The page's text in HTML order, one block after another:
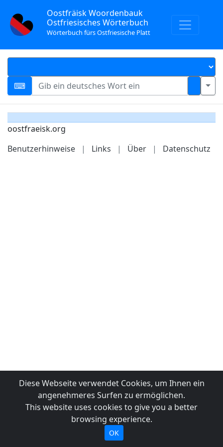
Oostfräisk Woordenbauk
Ostfriesisches Wörterbuch
Wörterbuch fürs Ostfriesische Platt
oostfraeisk.org
Benutzerhinweise
| Links | Über | Datenschutz
Diese Webseite verwendet Cookies, um Ihnen ein
angenehmeres Surfen zu ermöglichen.
This website uses cookies to give you a better
browsing experience.
OK